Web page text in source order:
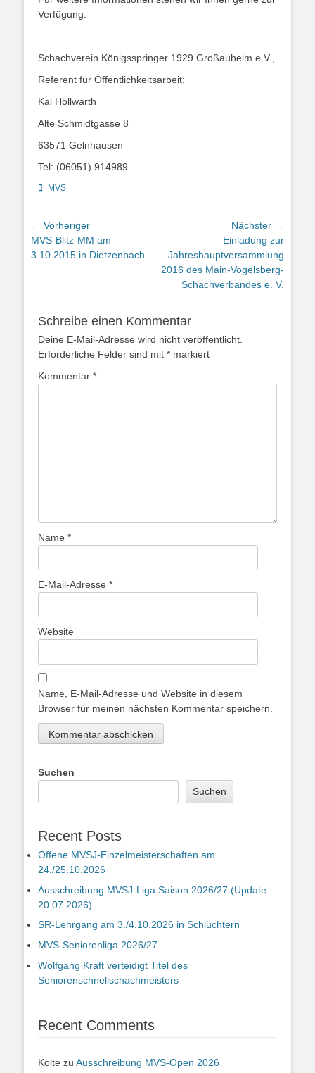
Verfügung:
Schachverein Königsspringer 1929 Großauheim e.V.,
Referent für Öffentlichkeitsarbeit:
Kai Höllwarth
Alte Schmidtgasse 8
63571 Gelnhausen
Tel: (06051) 914989
Kategorien
MVS
Beitragsnavigation
← Vorheriger
Vorheriger
Beitrag:
MVS-Blitz-MM am
3.10.2015 in Dietzenbach
Nächster →
Beitrag:
Einladung zur
Jahreshauptversammlung
2016 des Main-Vogelsberg-
Schachverbandes e. V.
Schreibe einen Kommentar
Deine E-Mail-Adresse wird nicht veröffentlicht.
Erforderliche Felder sind mit * markiert
Kommentar *
Name *
E-Mail-Adresse *
Website
Name, E-Mail-Adresse und Website in diesem
Browser für meinen nächsten Kommentar speichern.
Suchen
Suchen
Recent Posts
Offene MVSJ-Einzelmeisterschaften am
24./25.10.2026
Ausschreibung MVSJ-Liga Saison 2026/27 (Update:
20.07.2026)
SR-Lehrgang am 3./4.10.2026 in Schlüchtern
MVS-Seniorenliga 2026/27
Wolfgang Kraft verteidigt Titel des
Seniorenschnellschachmeisters
Recent Comments
Kolte zu Ausschreibung MVS-Open 2026